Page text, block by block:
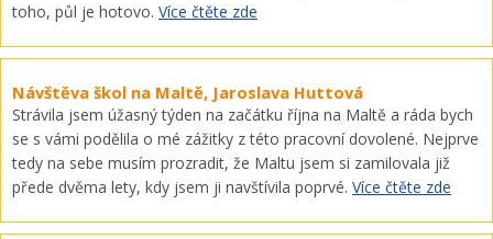
toho, půl je hotovo. Více čtěte zde
Návštěva škol na Maltě, Jaroslava Huttová
Strávila jsem úžasný týden na začátku října na Maltě a ráda bych
se s vámi podělila o mé zážitky z této pracovní dovolené. Nejprve
tedy na sebe musím prozradit, že Maltu jsem si zamilovala již
přede dvěma lety, kdy jsem ji navštívila poprvé. Více čtěte zde